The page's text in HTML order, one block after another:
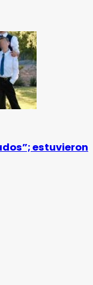
estuvieron